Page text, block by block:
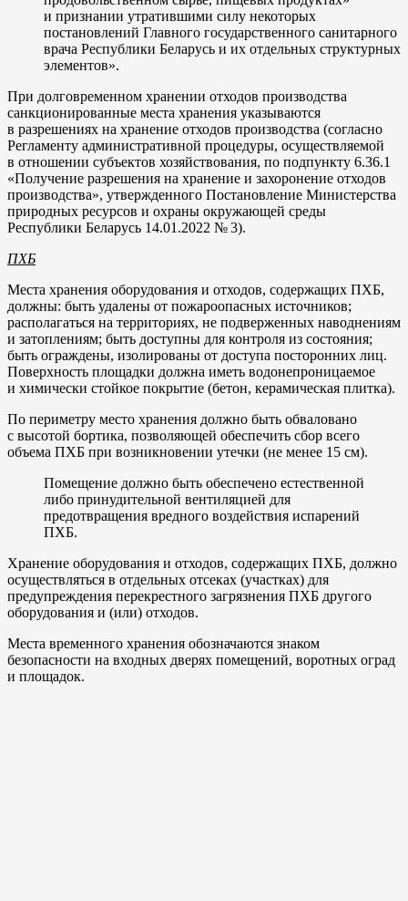
и признании утратившими силу некоторых
постановлений Главного государственного санитарного
врача Республики Беларусь и их отдельных структурных
элементов».
При долговременном хранении отходов производства
санкционированные места хранения указываются
в разрешениях на хранение отходов производства (согласно
Регламенту административной процедуры, осуществляемой
в отношении субъектов хозяйствования, по подпункту 6.36.1
«Получение разрешения на хранение и захоронение отходов
производства», утвержденного Постановление Министерства
природных ресурсов и охраны окружающей среды
Республики Беларусь 14.01.2022 № 3).
ПХБ
Места хранения оборудования и отходов, содержащих ПХБ,
должны: быть удалены от пожароопасных источников;
располагаться на территориях, не подверженных наводнениям
и затоплениям; быть доступны для контроля из состояния;
быть ограждены, изолированы от доступа посторонних лиц.
Поверхность площадки должна иметь водонепроницаемое
и химически стойкое покрытие (бетон, керамическая плитка).
По периметру место хранения должно быть обваловано
с высотой бортика, позволяющей обеспечить сбор всего
объема ПХБ при возникновении утечки (не менее 15 см).
Помещение должно быть обеспечено естественной
либо принудительной вентиляцией для
предотвращения вредного воздействия испарений
ПХБ.
Хранение оборудования и отходов, содержащих ПХБ, должно
осуществляться в отдельных отсеках (участках) для
предупреждения перекрестного загрязнения ПХБ другого
оборудования и (или) отходов.
Места временного хранения обозначаются знаком
безопасности на входных дверях помещений, воротных оград
и площадок.